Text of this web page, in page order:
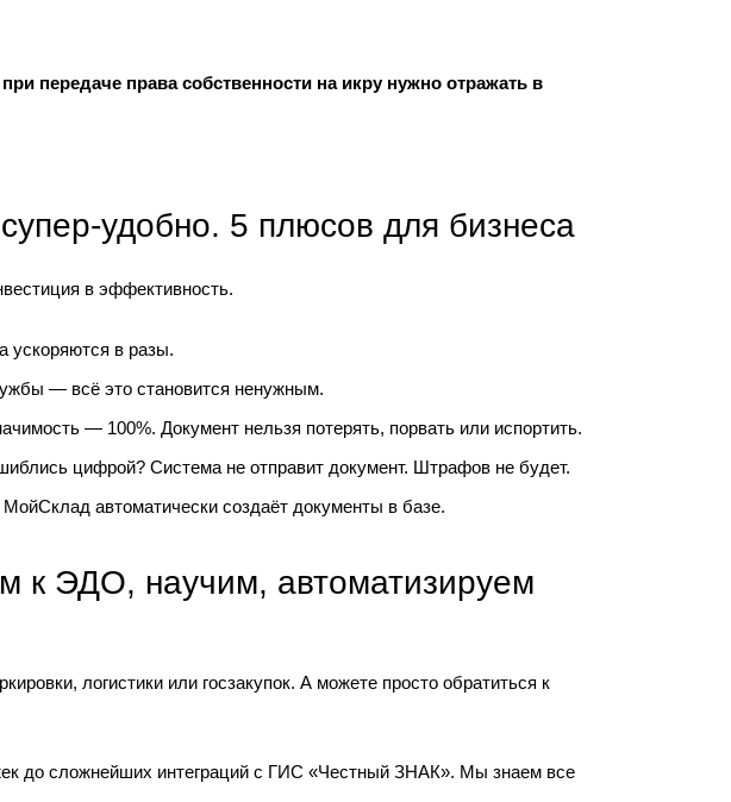
передаче права собственности на икру нужно отражать в
удобно. 5 плюсов для бизнеса
в эффективность.
ускоряются в разы.
— всё это становится ненужным.
— 100%. Документ нельзя потерять, порвать или испортить.
цифрой? Система не отправит документ. Штрафов не будет.
автоматически создаёт документы в базе.
к ЭДО, научим, автоматизируем
логистики или госзакупок. А можете просто обратиться к
до сложнейших интеграций с ГИС «Честный ЗНАК». Мы знаем все